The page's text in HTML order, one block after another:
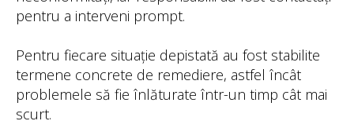
pentru a interveni prompt.
Pentru fiecare situație depistată au fost stabilite
termene concrete de remediere, astfel încât
problemele să fie înlăturate într-un timp cât mai
scurt.